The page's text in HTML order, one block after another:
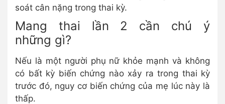
soát cân nặng trong thai kỳ.
Mang thai lần 2 cần chú ý
những gì?
Nếu là một người phụ nữ khỏe mạnh và không
có bất kỳ biến chứng nào xảy ra trong thai kỳ
trước đó, nguy cơ biến chứng của mẹ lúc này là
thấp.